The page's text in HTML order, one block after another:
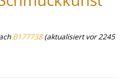
B177738(aktualisiert vor 2245